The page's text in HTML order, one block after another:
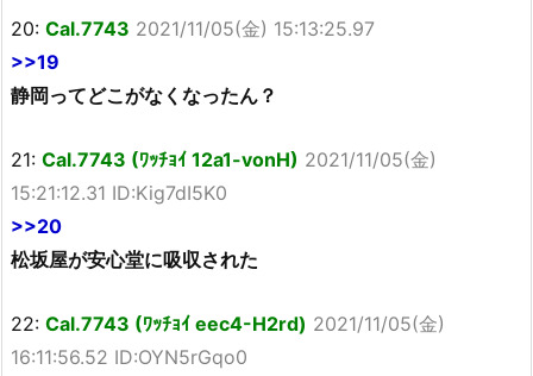
20: Cal.7743 2021/11/05(金) 15:13:25.97
>>19
静岡ってどこがなくなったん？
21: Cal.7743 (ﾜｯﾁｮｲ 12a1-vonH) 2021/11/05(金)
15:21:12.31 ID:Kig7dI5K0
>>20
松坂屋が安心堂に吸収された
22: Cal.7743 (ﾜｯﾁｮｲ eec4-H2rd) 2021/11/05(金)
16:11:56.52 ID:OYN5rGqo0